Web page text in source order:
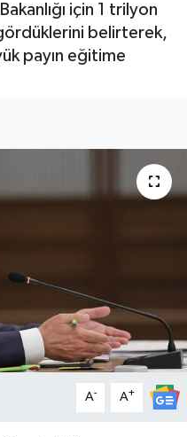
için 1 trilyon
belirterek,
payın eğitime
A- A+